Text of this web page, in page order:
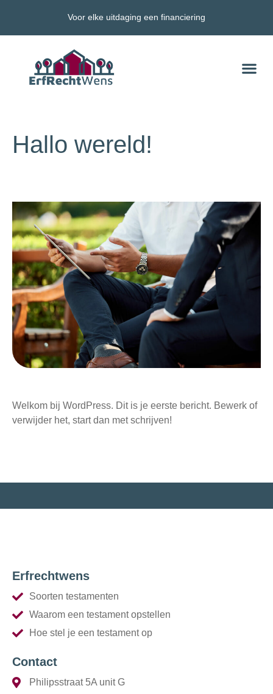
Hallo wereld!
Welkom bij WordPress. Dit is je eerste bericht. Bewerk of
verwijder het, start dan met schrijven!
Erfrechtwens
Soorten testamenten
Waarom een testament opstellen
Hoe stel je een testament op
Contact
Philipsstraat 5A unit G